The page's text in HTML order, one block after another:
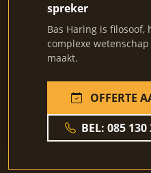
spreker
Bas Haring is filosoof,
complexe
maakt.
OFFERTE
BEL: 085 130